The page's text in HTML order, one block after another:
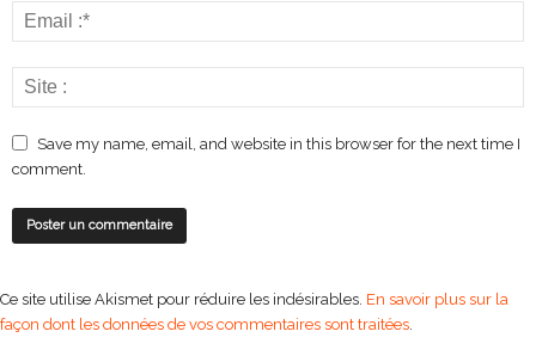
Save my name, email, and website in this browser for the next time I
comment.
Ce site utilise Akismet pour réduire les indésirables. En savoir plus sur la
façon dont les données de vos commentaires sont traitées